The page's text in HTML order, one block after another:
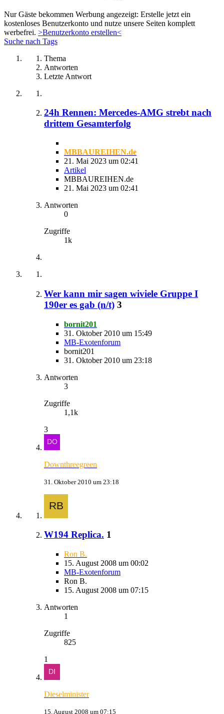
Nur Gäste bekommen Werbung angezeigt: Erstelle jetzt ein
kostenloses Benutzerkonto und nutze unsere Seiten komplett
werbefrei. >Benutzerkonto erstellen<
Suche nach Tags
Thema
Antworten
Letzte Antwort
24h Rennen: Mercedes-AMG strebt nach
drittem Gesamterfolg
MBBAUREIHEN.de
21. Mai 2023 um 02:41
Artikel
MBBAUREIHEN.de
21. Mai 2023 um 02:41
Antworten
0
Zugriffe
1k
Wer kann mir sagen wiviele Gruppe I
190er es gab (n/t) 3
bornit201
31. Oktober 2010 um 15:49
MB-Exotenforum
bornit201
31. Oktober 2010 um 23:18
Antworten
3
Zugriffe
1,1k
3
Downthreegreen
31. Oktober 2010 um 23:18
W194 Replica. 1
Ron B.
15. August 2008 um 00:02
MB-Exotenforum
Ron B.
15. August 2008 um 07:15
Antworten
1
Zugriffe
825
1
Dieselminister
15. August 2008 um 07:15